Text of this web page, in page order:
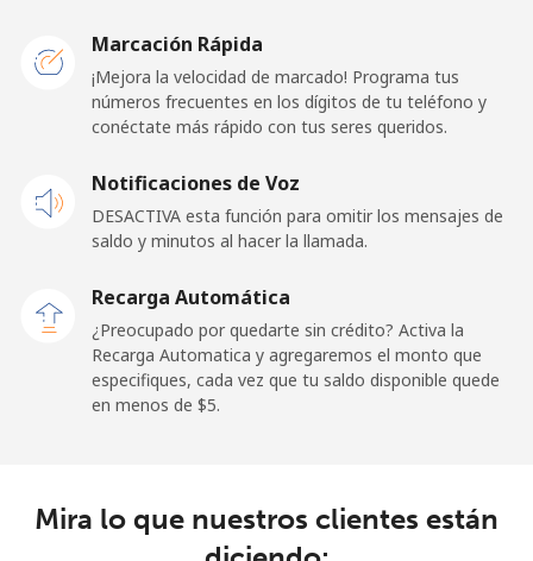
Línea fija ⁦45.5¢⁩ 10 min por ⁦$5⁩
⁦48.9¢⁩ 10 min por ⁦$5⁩
New Zealand
Celular ⁦6.9¢⁩
Nicaragua
Marcación Rápida
¡Mejora la velocidad de marcado! Programa tus
números frecuentes en los dígitos de tu teléfono y
conéctate más rápido con tus seres queridos.
Notificaciones de Voz
DESACTIVA esta función para omitir los mensajes de
saldo y minutos al hacer la llamada.
Recarga Automática
¿Preocupado por quedarte sin crédito? Activa la
Recarga Automatica y agregaremos el monto que
especifiques, cada vez que tu saldo disponible quede
en menos de ⁦$5⁩.
Mira lo que nuestros clientes están